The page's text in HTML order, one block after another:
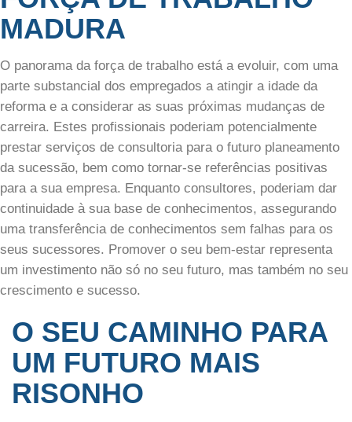
MADURA
O panorama da força de trabalho está a evoluir, com uma
parte substancial dos empregados a atingir a idade da
reforma e a considerar as suas próximas mudanças de
carreira. Estes profissionais poderiam potencialmente
prestar serviços de consultoria para o futuro planeamento
da sucessão, bem como tornar-se referências positivas
para a sua empresa. Enquanto consultores, poderiam dar
continuidade à sua base de conhecimentos, assegurando
uma transferência de conhecimentos sem falhas para os
seus sucessores. Promover o seu bem-estar representa
um investimento não só no seu futuro, mas também no seu
crescimento e sucesso.
O SEU CAMINHO PARA
UM FUTURO MAIS
RISONHO